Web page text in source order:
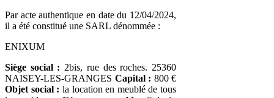
Par acte authentique en date du 12/04/2024,
il a été constitué une SARL dénommée :
ENIXUM
Siège social : 2bis, rue des roches. 25360
NAISEY-LES-GRANGES Capital : 800 €
Objet social : la location en meublé de tous